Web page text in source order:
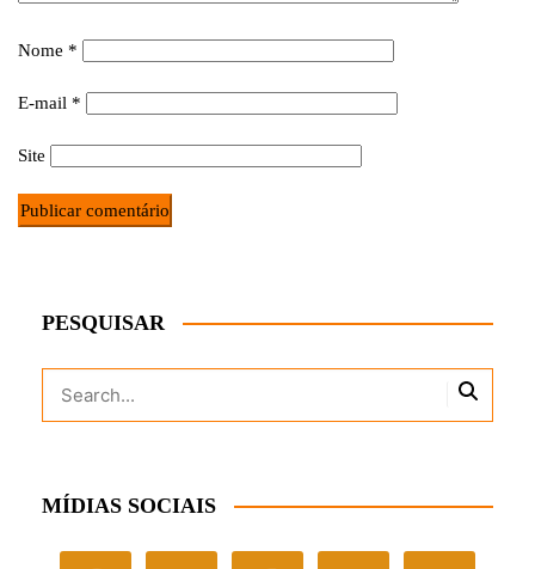
Nome *
E-mail *
Site
PESQUISAR
MÍDIAS SOCIAIS